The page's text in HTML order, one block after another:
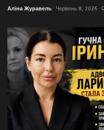
Аліна Журавель Червень 8, 2026